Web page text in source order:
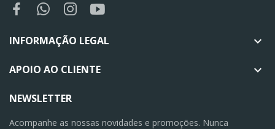
INFORMAÇÃO LEGAL 
APOIO AO CLIENTE 
NEWSLETTER
Acompanhe as nossas novidades e promoções. Nunca